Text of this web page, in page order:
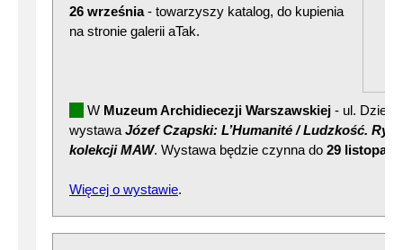
26 września- towarzyszy katalog, do kupienia
na stronie galerii aTak.
W Muzeum Archidiecezji Warszawskiej - ul.
wystawa Józef Czapski: L’Humanité / Ludzkość.
kolekcji MAW. Wystawa będzie czynna do 29
Więcej o wystawie.